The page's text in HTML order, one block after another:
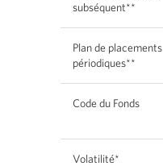
subséquent**
Plan de placements
périodiques**
Code du Fonds
Volatilité*